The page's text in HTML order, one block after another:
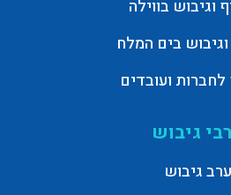
וגיבוש בווילה
וגיבוש בים המלח
לחברות ועובדים
גיבוש
ערב גיבוש